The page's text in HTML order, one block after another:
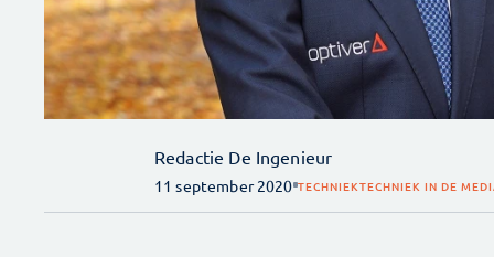
Redactie De Ingenieur
11 september 2020 TECHNIEKTECHNIEK IN DE